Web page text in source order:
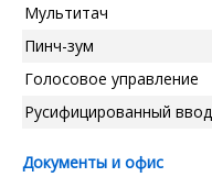
Мультитач
Пинч-зум
Голосовое управление
Русифицированный ввод
Документы и офис